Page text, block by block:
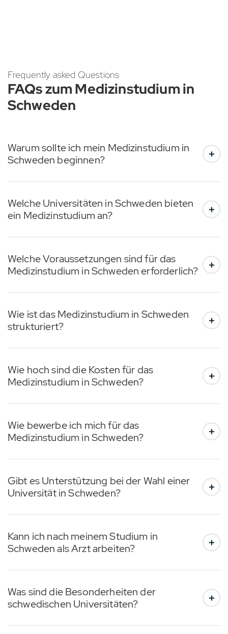
Frequently asked Questions
FAQs zum Medizinstudium in
Schweden
Warum sollte ich mein Medizinstudium in
Schweden beginnen?
Welche Universitäten in Schweden bieten
ein Medizinstudium an?
Welche Voraussetzungen sind für das
Medizinstudium in Schweden erforderlich?
Wie ist das Medizinstudium in Schweden
strukturiert?
Wie hoch sind die Kosten für das
Medizinstudium in Schweden?
Wie bewerbe ich mich für das
Medizinstudium in Schweden?
Gibt es Unterstützung bei der Wahl einer
Universität in Schweden?
Kann ich nach meinem Studium in
Schweden als Arzt arbeiten?
Was sind die Besonderheiten der
schwedischen Universitäten?